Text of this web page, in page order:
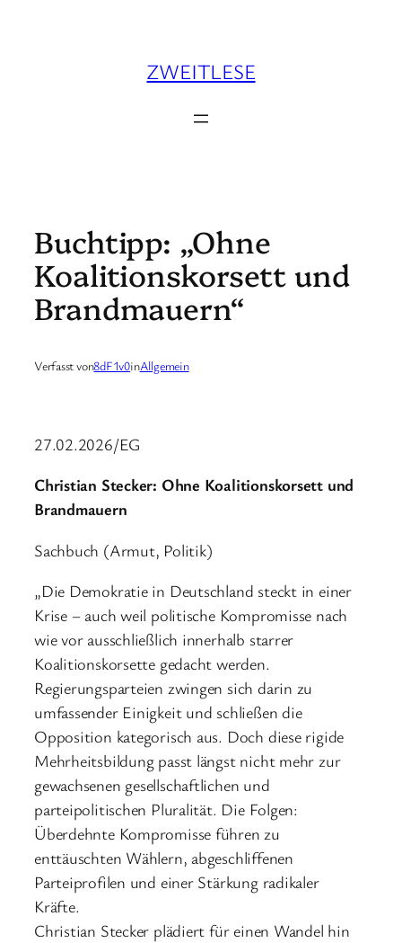
ZWEITLESE
Buchtipp: „Ohne
Koalitionskorsett und
Brandmauern“
Verfasst von8dF1v0inAllgemein
27.02.2026/EG
Christian Stecker: Ohne Koalitionskorsett und
Brandmauern
Sachbuch (Armut, Politik)
„Die Demokratie in Deutschland steckt in einer
Krise – auch weil politische Kompromisse nach
wie vor ausschließlich innerhalb starrer
Koalitionskorsette gedacht werden.
Regierungsparteien zwingen sich darin zu
umfassender Einigkeit und schließen die
Opposition kategorisch aus. Doch diese rigide
Mehrheitsbildung passt längst nicht mehr zur
gewachsenen gesellschaftlichen und
parteipolitischen Pluralität. Die Folgen:
Überdehnte Kompromisse führen zu
enttäuschten Wählern, abgeschliffenen
Parteiprofilen und einer Stärkung radikaler
Kräfte.
Christian Stecker plädiert für einen Wandel hin